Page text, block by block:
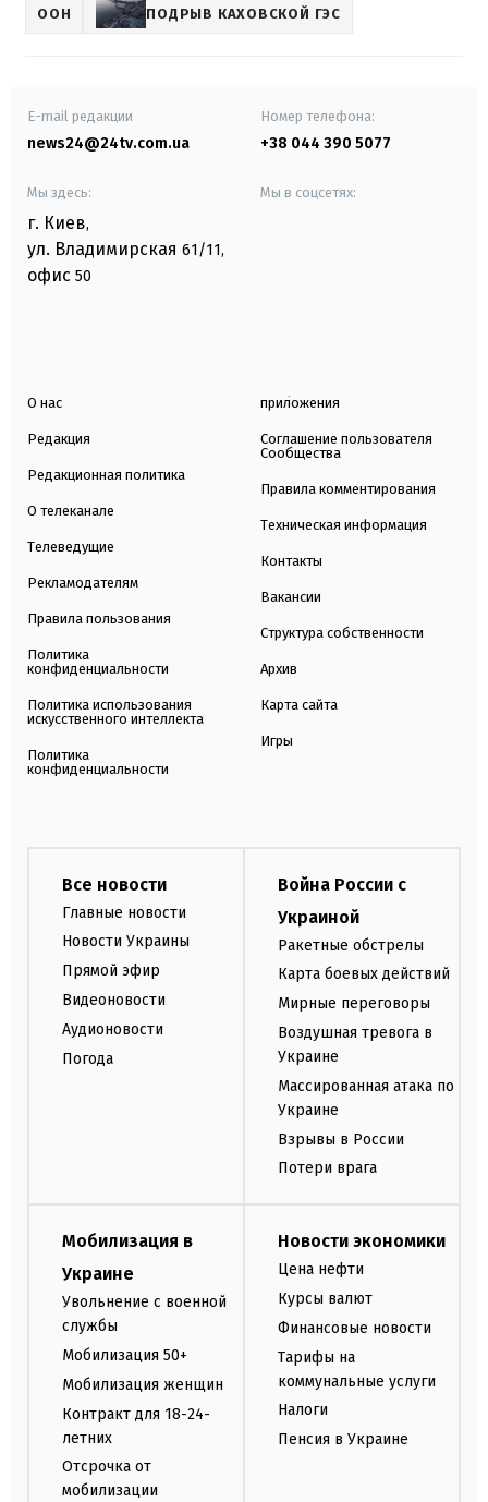
ООН ПОДРЫВ КАХОВСКОЙ ГЭС
E-mail редакции
news24@24tv.com.ua
Номер телефона:
+38 044 390 5077
Мы здесь:
г. Киев,
ул. Владимирская 61/11,
офис 50
Мы в соцсетях:
О нас
Редакция
Редакционная политика
О телеканале
Телеведущие
Рекламодателям
Правила пользования
Политика
конфиденциальности
Политика использования
искусственного интеллекта
Политика
конфиденциальности
приложения
Соглашение пользователя
Сообщества
Правила комментирования
Техническая информация
Контакты
Вакансии
Структура собственности
Архив
Карта сайта
Игры
Все новости
Главные новости
Новости Украины
Прямой эфир
Видеоновости
Аудионовости
Погода
Война России с
Украиной
Ракетные обстрелы
Карта боевых действий
Мирные переговоры
Воздушная тревога в
Украине
Массированная атака по
Украине
Взрывы в России
Потери врага
Мобилизация в
Украине
Увольнение с военной
службы
Мобилизация 50+
Мобилизация женщин
Контракт для 18-24-
летних
Отсрочка от
мобилизации
Новости экономики
Цена нефти
Курсы валют
Финансовые новости
Тарифы на
коммунальные услуги
Налоги
Пенсия в Украине